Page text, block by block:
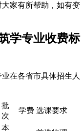
家有所帮助，如有变
学专业收费标
在各省市具体招生人
批
次
学费 选课要求
本